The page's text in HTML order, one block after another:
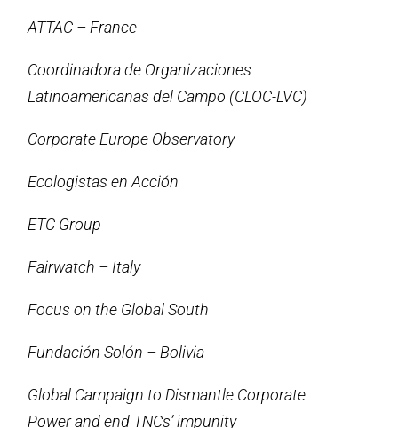
ATTAC – France
Coordinadora de Organizaciones
Latinoamericanas del Campo (CLOC-LVC)
Corporate Europe Observatory
Ecologistas en Acción
ETC Group
Fairwatch – Italy
Focus on the Global South
Fundación Solón – Bolivia
Global Campaign to Dismantle Corporate
Power and end TNCs’ impunity